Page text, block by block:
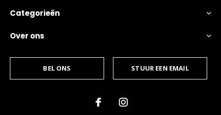
Categorieën
Over ons
BEL ONS STUUR EEN EMAIL